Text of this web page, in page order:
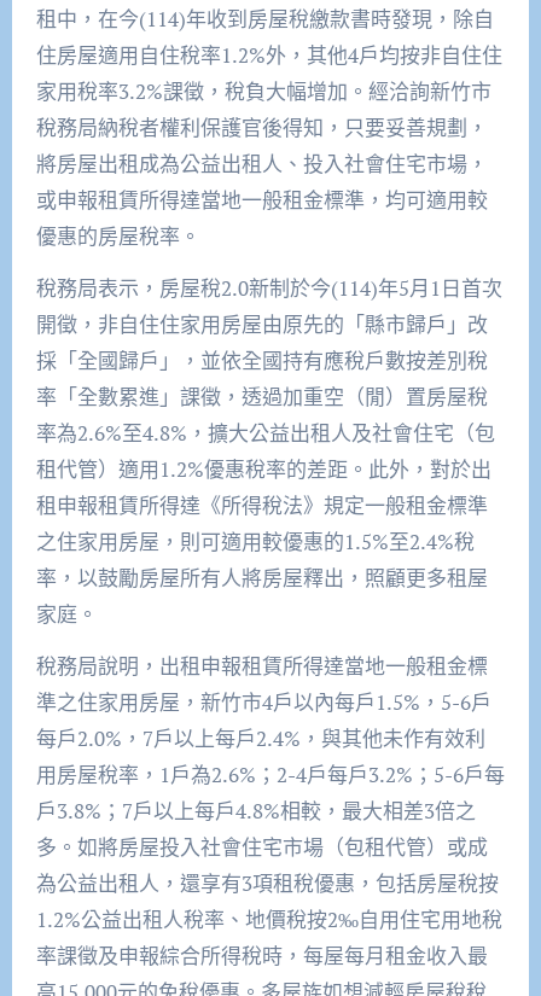
租中，在今(114)年收到房屋稅繳款書時發現，除自
住房屋適用自住稅率1.2%外，其他4戶均按非自住住
家用稅率3.2%課徵，稅負大幅增加。經洽詢新竹市
稅務局納稅者權利保護官後得知，只要妥善規劃，
將房屋出租成為公益出租人、投入社會住宅市場，
或申報租賃所得達當地一般租金標準，均可適用較
優惠的房屋稅率。
稅務局表示，房屋稅2.0新制於今(114)年5月1日首次
開徵，非自住住家用房屋由原先的「縣市歸戶」改
採「全國歸戶」，並依全國持有應稅戶數按差別稅
率「全數累進」課徵，透過加重空（閒）置房屋稅
率為2.6%至4.8%，擴大公益出租人及社會住宅（包
租代管）適用1.2%優惠稅率的差距。此外，對於出
租申報租賃所得達《所得稅法》規定一般租金標準
之住家用房屋，則可適用較優惠的1.5%至2.4%稅
率，以鼓勵房屋所有人將房屋釋出，照顧更多租屋
家庭。
稅務局說明，出租申報租賃所得達當地一般租金標
準之住家用房屋，新竹市4戶以內每戶1.5%，5-6戶
每戶2.0%，7戶以上每戶2.4%，與其他未作有效利
用房屋稅率，1戶為2.6%；2-4戶每戶3.2%；5-6戶每
戶3.8%；7戶以上每戶4.8%相較，最大相差3倍之
多。如將房屋投入社會住宅市場（包租代管）或成
為公益出租人，還享有3項租稅優惠，包括房屋稅按
1.2%公益出租人稅率、地價稅按2‰自用住宅用地稅
率課徵及申報綜合所得稅時，每屋每月租金收入最